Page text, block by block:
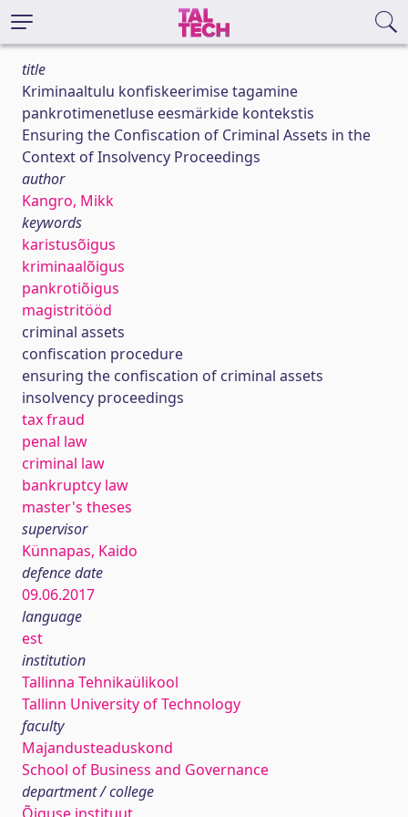
title
Kriminaaltulu konfiskeerimise tagamine
pankrotimenetluse eesmärkide kontekstis
Ensuring the Confiscation of Criminal Assets in the
Context of Insolvency Proceedings
author
Kangro, Mikk
keywords
karistusõigus
kriminaalõigus
pankrotiõigus
magistritööd
criminal assets
confiscation procedure
ensuring the confiscation of criminal assets
insolvency proceedings
tax fraud
penal law
criminal law
bankruptcy law
master's theses
supervisor
Künnapas, Kaido
defence date
09.06.2017
language
est
institution
Tallinna Tehnikaülikool
Tallinn University of Technology
faculty
Majandusteaduskond
School of Business and Governance
department / college